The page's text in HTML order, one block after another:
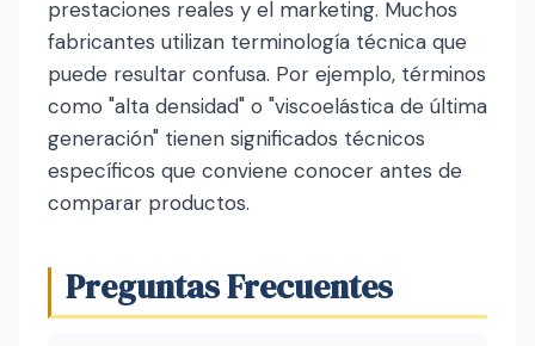
prestaciones reales y el marketing. Muchos
fabricantes utilizan terminología técnica que
puede resultar confusa. Por ejemplo, términos
como "alta densidad" o "viscoelástica de última
generación" tienen significados técnicos
específicos que conviene conocer antes de
comparar productos.
Preguntas Frecuentes